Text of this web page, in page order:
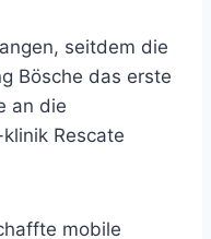
seitdem die
Bösche das erste
an die
Rescate
mobile